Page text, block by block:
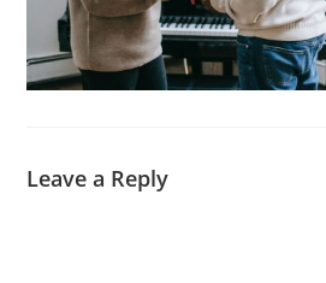
Leave a Reply